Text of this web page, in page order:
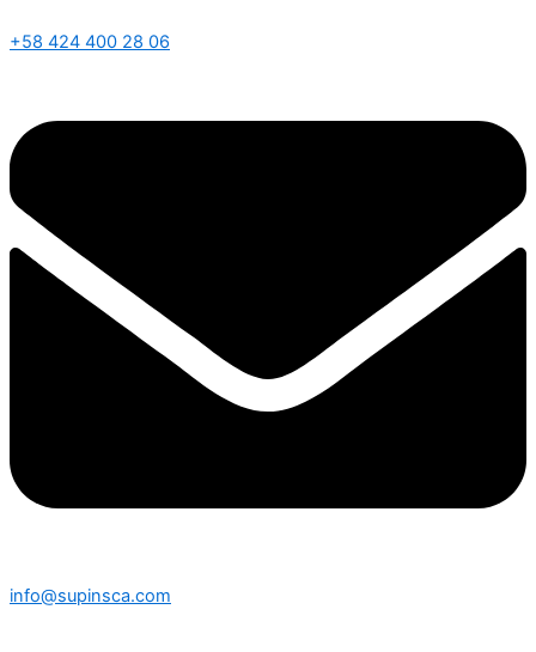
+58 424 400 28 06
info@supinsca.com